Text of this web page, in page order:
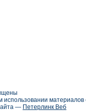
использовании
— Петерлинк Веб